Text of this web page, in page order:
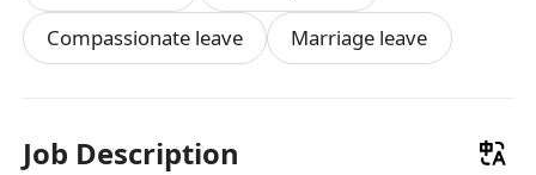
Compassionate leave
Marriage leave
Job Description